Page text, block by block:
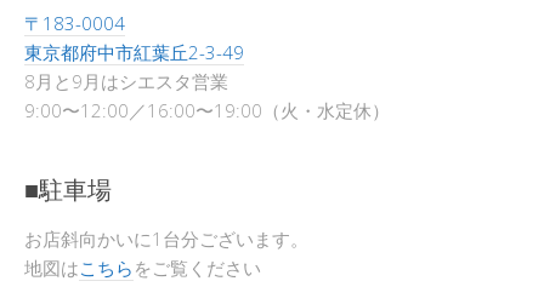
〒183-0004
東京都府中市紅葉丘2-3-49
8月と9月はシエスタ営業
9:00〜12:00／16:00〜19:00（火・水定休）
■駐車場
お店斜向かいに1台分ございます。
地図はこちら をご覧ください